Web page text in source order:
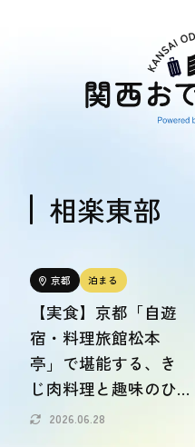
エリアで探す
食べる
体験する
体験する
おトク情報
おトク情報
相楽東部
京都 泊まる
【実食】京都「自遊
宿・料理旅館松本
亭」で堪能する、き
じ肉料理と趣味のひ
と時2026.06.28